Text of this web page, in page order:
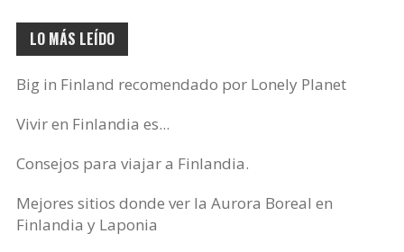
LO MÁS LEÍDO
Big in Finland recomendado por Lonely Planet
Vivir en Finlandia es...
Consejos para viajar a Finlandia.
Mejores sitios donde ver la Aurora Boreal en
Finlandia y Laponia